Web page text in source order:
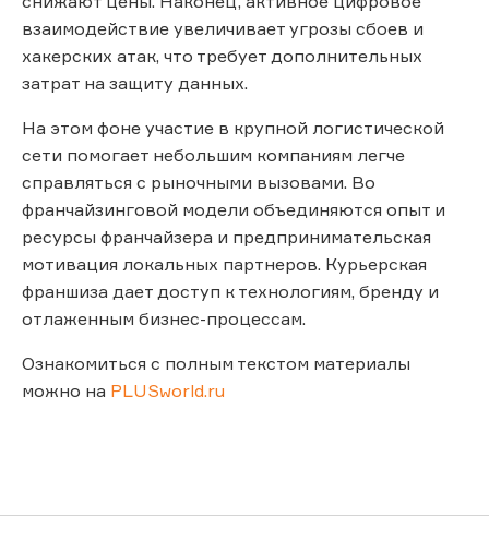
взаимодействие увеличивает угрозы сбоев и
хакерских атак, что требует дополнительных
затрат на защиту данных.
На этом фоне участие в крупной логистической
сети помогает небольшим компаниям легче
справляться с рыночными вызовами. Во
франчайзинговой модели объединяются опыт и
ресурсы франчайзера и предпринимательская
мотивация локальных партнеров. Курьерская
франшиза дает доступ к технологиям, бренду и
отлаженным бизнес-процессам.
Ознакомиться с полным текстом материалы
можно на PLUSworld.ru